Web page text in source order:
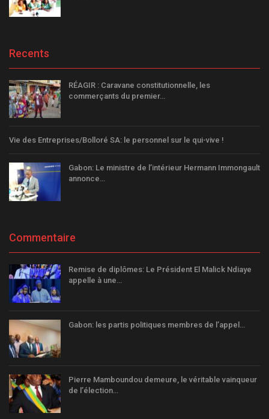
Recents
RÉAGIR : Caravane constitutionnelle, les
commerçants du premier…
Vie des Entreprises/Bolloré SA: le personnel sur le qui-vive !
Gabon: Le ministre de l’intérieur Hermann Immongault
annonce…
Commentaire
Remise de diplômes: Le Président El Malick Ndiaye
appelle à une…
Gabon: les partis politiques membres de l’appel…
Pierre Mamboundou demeure, le véritable vainqueur
de l’élection…